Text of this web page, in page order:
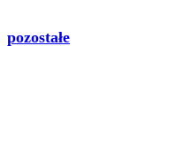
pozostałe